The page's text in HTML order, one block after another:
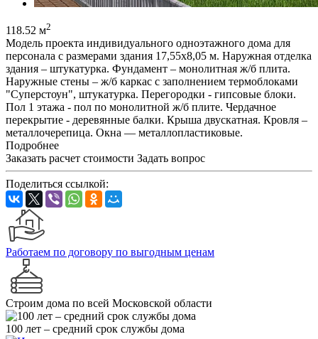
118.52 м2
Модель проекта индивидуального одноэтажного дома для
персонала с размерами здания 17,55х8,05 м. Наружная отделка
здания – штукатурка. Фундамент – монолитная ж/б плита.
Наружные стены – ж/б каркас с заполнением термоблоками
"Суперстоун", штукатурка. Перегородки - гипсовые блоки.
Пол 1 этажа - пол по монолитной ж/б плите. Чердачное
перекрытие - деревянные балки. Крыша двускатная. Кровля –
металлочерепица. Окна — металлопластиковые.
Подробнее
Заказать расчет стоимости Задать вопрос
Поделиться ссылкой:
Работаем по договору по выгодным ценам
Строим дома по всей Московской области
100 лет – средний срок службы дома